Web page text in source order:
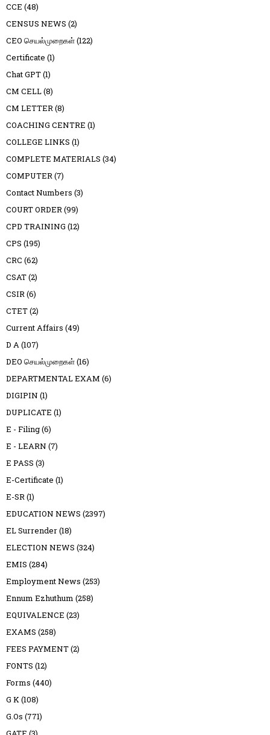
CCE (48)
CENSUS NEWS (2)
CEO செயல்முறைகள்(122)
Certificate (1)
Chat GPT(1)
CM CELL(8)
CM LETTER (8)
COACHING CENTRE (1)
COLLEGE LINKS (1)
COMPLETE MATERIALS (34)
COMPUTER (7)
Contact Numbers (3)
COURT ORDER (99)
CPD TRAINING (12)
CPS (195)
CRC (62)
CSAT(2)
CSIR (6)
CTET(2)
Current Affairs (49)
D A (107)
DEO செயல்முறைகள்(16)
DEPARTMENTAL EXAM (6)
DIGIPIN (1)
DUPLICATE (1)
E - Filing(6)
E - LEARN (7)
E PASS (3)
E-Certificate (1)
E-SR (1)
EDUCATION NEWS (2397)
EL Surrender(18)
ELECTION NEWS (324)
EMIS (284)
Employment News (253)
Ennum Ezhuthum (258)
EQUIVALENCE (23)
EXAMS (258)
FEES PAYMENT(2)
FONTS (12)
Forms (440)
G K (108)
G.Os (771)